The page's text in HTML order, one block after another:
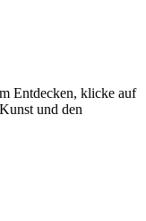
Entdecken, klicke auf
und den